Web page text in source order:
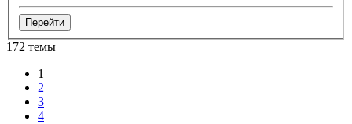
172 темы
1
2
3
4